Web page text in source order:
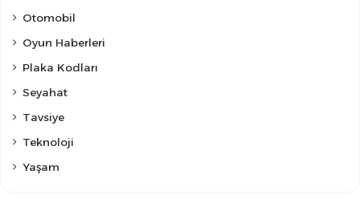
Otomobil
Oyun Haberleri
Plaka Kodları
Seyahat
Tavsiye
Teknoloji
Yaşam